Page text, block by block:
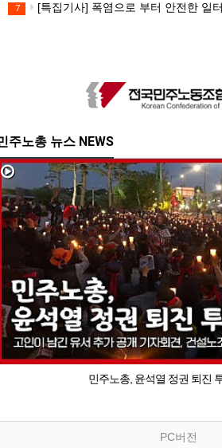
7 [특집기사] 폭염으로 부터 안전한 일
주노총 뉴스 NEWS
민주노총, 윤석열 정권 퇴진
PC버전